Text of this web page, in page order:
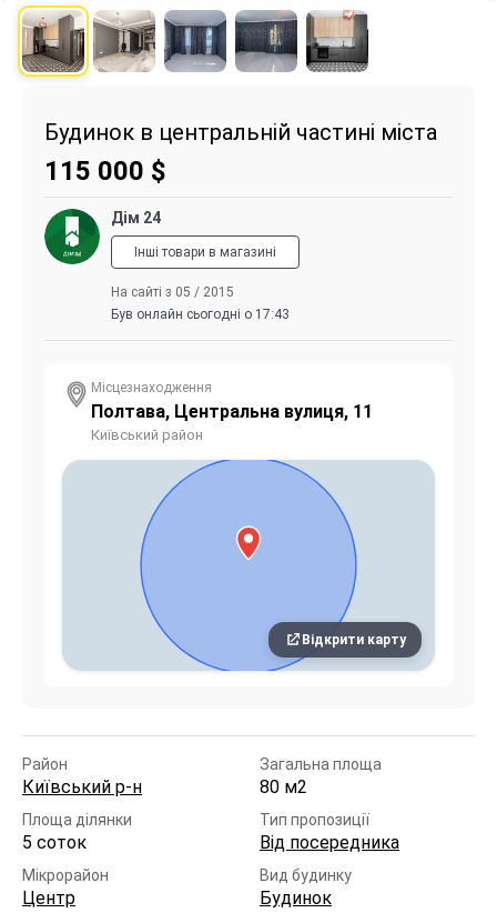
Будинок в центральній частині міста
115 000 $
Дім 24
Інші товари в магазині
На сайті з 05 / 2015
Був онлайн сьогодні о 17:43
Місцезнаходження
Полтава, Центральна вулиця, 11
Київський район
Відкрити карту
Район
Київський р-н
Загальна площа
80 м2
Площа ділянки
5 соток
Тип пропозиції
Від посередника
Мікрорайон
Центр
Вид будинку
Будинок